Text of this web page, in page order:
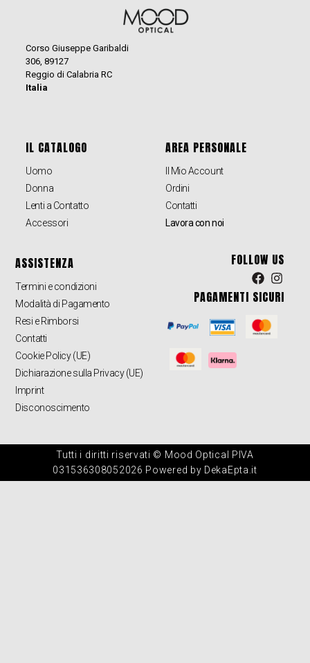
Corso Giuseppe Garibaldi
306, 89127
Reggio di Calabria RC
Italia
IL CATALOGO
Uomo
Donna
Lenti a Contatto
Accessori
AREA PERSONALE
Il Mio Account
Ordini
Contatti
Lavora con noi
ASSISTENZA
Termini e condizioni
Modalità di Pagamento
Resi e Rimborsi
Contatti
Cookie Policy (UE)
Dichiarazione sulla Privacy (UE)
Imprint
Disconoscimento
FOLLOW US
PAGAMENTI SICURI
Tutti i diritti riservati © Mood Optical PIVA
031536308052026 Powered by DekaEpta.it